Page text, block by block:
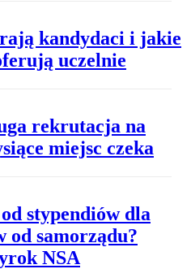
kandydaci i jakie
uczelnie
rekrutacja na
miejsc czeka
stypendiów dla
od samorządu?
NSA